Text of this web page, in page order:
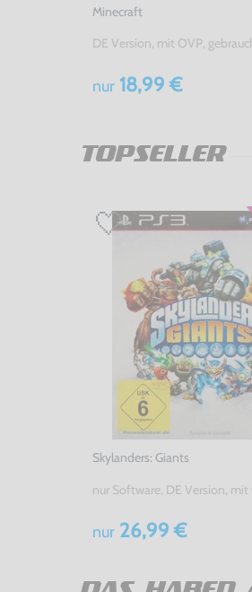
Minecraft
DE Version, mit OVP,
nur 18,99 €
TOPSELLER
Skylanders: Giants
nur 26,99 €